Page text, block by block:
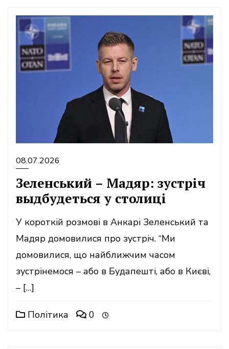
08.07.2026
Зеленський – Мадяр: зустріч
выдбудеться у столиці
У короткій розмові в Анкарі Зеленський та
Мадяр домовилися про зустріч. “Ми
домовилися, що найближчим часом
зустрінемося – або в Будапешті, або в Києві,
– […]
Політика 0